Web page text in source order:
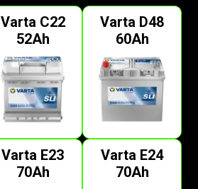
Varta C22
52Ah
Varta D48
60Ah
Varta E23
70Ah
Varta E24
70Ah